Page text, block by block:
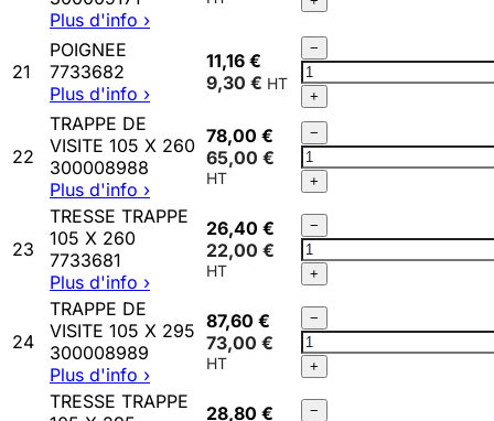
Plus d'info ›
FOYER
INFERIEUR
300009171
21
POIGNEE
7733682
Plus d'info ›
11,16 €
9,30 €
− Qté
POIGNEE
7733682
+
22
TRAPPE DE
VISITE 105 X 260
300008988
Plus d'info ›
78,00 €
65,00 €
− Qté
TRAPPE
DE
VISITE
105
X
260
300008988
+
23
TRESSE TRAPPE
105 X 260
7733681
Plus d'info ›
26,40 €
22,00 €
− Qté
TRESSE
TRAPPE
105
X
260
7733681
+
24
TRAPPE DE
VISITE 105 X 295
300008989
Plus d'info ›
87,60 €
73,00 €
− Qté
TRAPPE
DE
VISITE
105
+
TRESSE TRAPPE
28,80 €
− Qté